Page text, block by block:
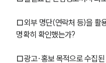
□외부 명단(연락처 등)을 활
명확히 확인했는가?
□광고·홍보 목적으로 수집된